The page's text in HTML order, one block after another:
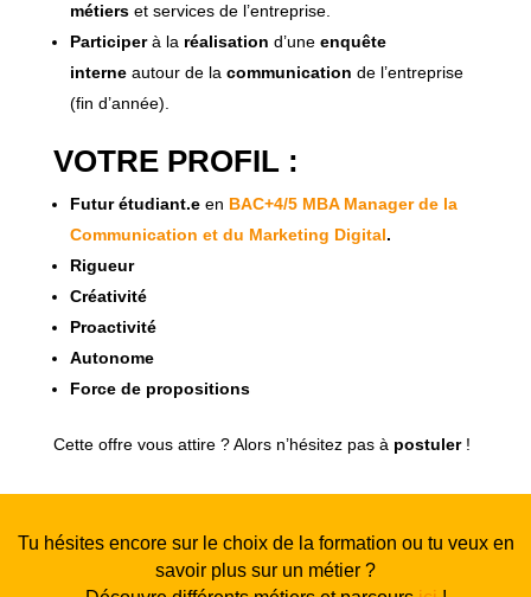
métierset services de l’entreprise.
Participerà la réalisation d’une enquête
interne autour de la communication de l’entreprise
(fin d’année).
VOTRE PROFIL :
Futur étudiant.een BAC+4/5 MBA Manager de la
Communication et du Marketing Digital.
Rigueur
Créativité
Proactivité
Autonome
Force de propositions
Cette offre vous attire ? Alors n’hésitez pas à postuler!
Tu hésites encore sur le choix de la formation ou tu veux en
savoir plus sur un métier ?